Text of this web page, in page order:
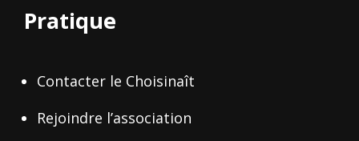
Pratique
Contacter le Choisinaît
Rejoindre l’association